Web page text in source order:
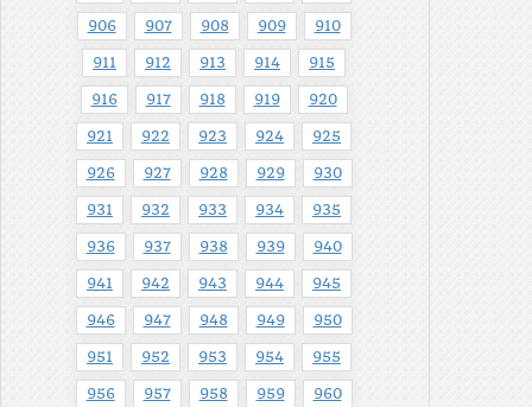
906 907 908 909 910
911 912 913 914 915
916 917 918 919 920
921 922 923 924 925
926 927 928 929 930
931 932 933 934 935
936 937 938 939 940
941 942 943 944 945
946 947 948 949 950
951 952 953 954 955
956 957 958 959 960